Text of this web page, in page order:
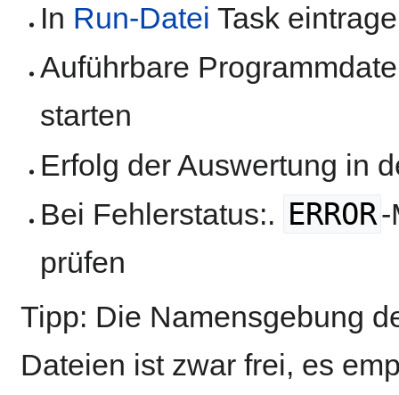
In Run-Datei Task
Auführbare
starten
Erfolg der Auswertung in
Bei Fehlerstatus:. ERROR-
prüfen
Tipp: Die Namensgebung
Dateien ist zwar frei, es